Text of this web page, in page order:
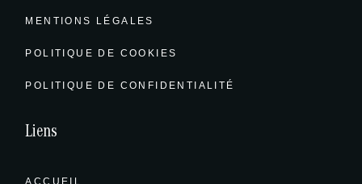
MENTIONS LÉGALES
POLITIQUE DE COOKIES
POLITIQUE DE CONFIDENTIALITÉ
Liens